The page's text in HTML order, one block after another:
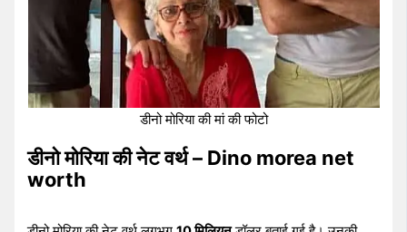
डीनो मोरिया की मां की फोटो
डीनो मोरिया की नेट वर्थ – Dino morea net
worth